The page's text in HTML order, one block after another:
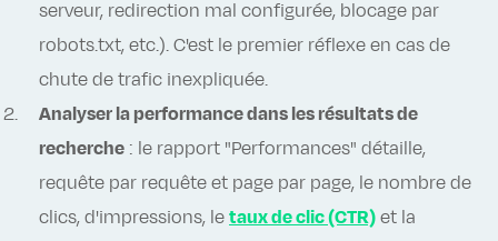
serveur, redirection mal configurée, blocage par
robots.txt, etc.). C'est le premier réflexe en cas de
chute de trafic inexpliquée.
Analyser la performance dans les résultats de
recherche : le rapport "Performances" détaille,
requête par requête et page par page, le nombre de
clics, d'impressions, le taux de clic (CTR) et la